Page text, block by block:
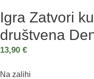
Igra Zatvori
društvena
13,90€
Na zalihi